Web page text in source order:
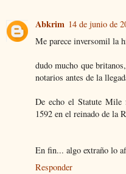
Abkrim 14 de junio de
Me parece inversomil la
dudo mucho que
notarios antes de la
De echo el Statute
1592 en el reinado de la
En fin... algo extraño lo
Responder